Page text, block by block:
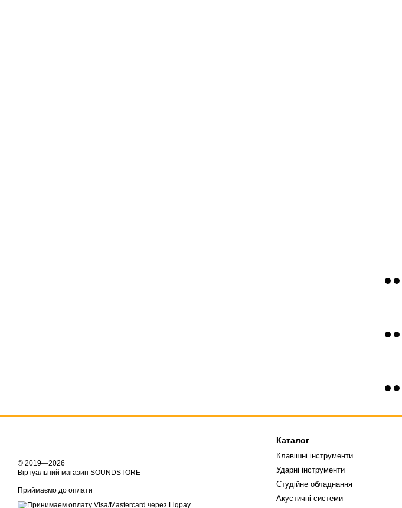
© 2019—2026
Віртуальний магазин SOUNDSTORE
Приймаємо до оплати
Каталог
Клавішні інструменти
Ударні інструменти
Студійне обладнання
Акустичні системи